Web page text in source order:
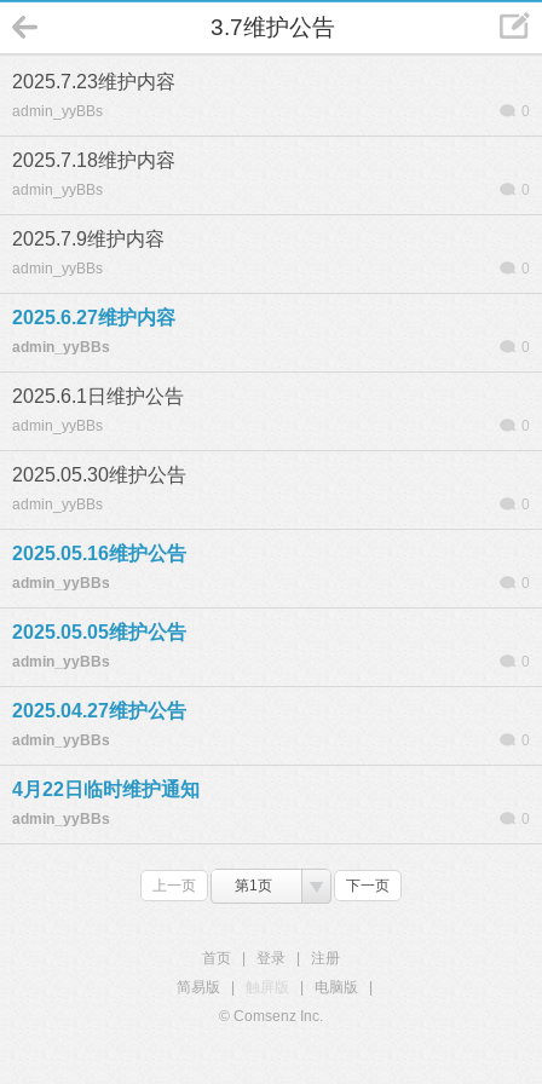
3.7维护公告
2025.7.23维护内容
admin_yyBBs 0
2025.7.18维护内容
admin_yyBBs 0
2025.7.9维护内容
admin_yyBBs 0
2025.6.27维护内容
admin_yyBBs 0
2025.6.1日维护公告
admin_yyBBs 0
2025.05.30维护公告
admin_yyBBs 0
2025.05.16维护公告
admin_yyBBs 0
2025.05.05维护公告
admin_yyBBs 0
2025.04.27维护公告
admin_yyBBs 0
4月22日临时维护通知
admin_yyBBs 0
上一页 第1页 下一页
首页 登录
注册
简易版
触屏版 电脑版
© Comsenz Inc.